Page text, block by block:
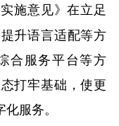
实施意见》在立足
升语言适配等方
合服务平台等方
打牢基础，使更
服务。